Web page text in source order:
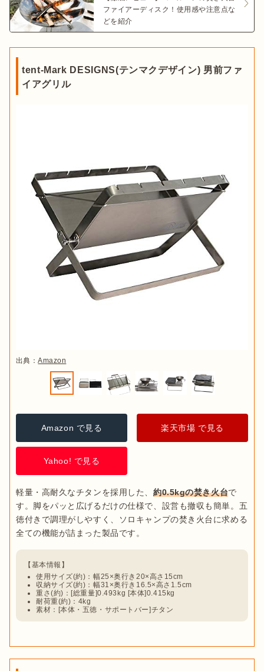
ファイアーディスク！使用感や注意点な
どを紹介
tent-Mark DESIGNS(テンマクデザイン) 男前ファ
イアグリル
出典：Amazon
Amazon で見る 楽天市場 で見る
Yahoo! で見る
軽量・高耐久なチタンを採用した、 約0.5kgの焚き火台で
す。脚をパッと広げるだけの仕様で、設営も撤収も簡単。五
徳付きで調理がしやすく、ソロキャンプの焚き火台に求める
使用サイズ(約)：幅25×奥行き20×高さ15cm
収納サイズ(約)：幅31×奥行き16.5×高さ1.5cm
重さ(約)：[総重量]0.493kg [本体]0.415kg
耐荷重(約)：4kg
素材：[本体・五徳・サポートバー]チタン